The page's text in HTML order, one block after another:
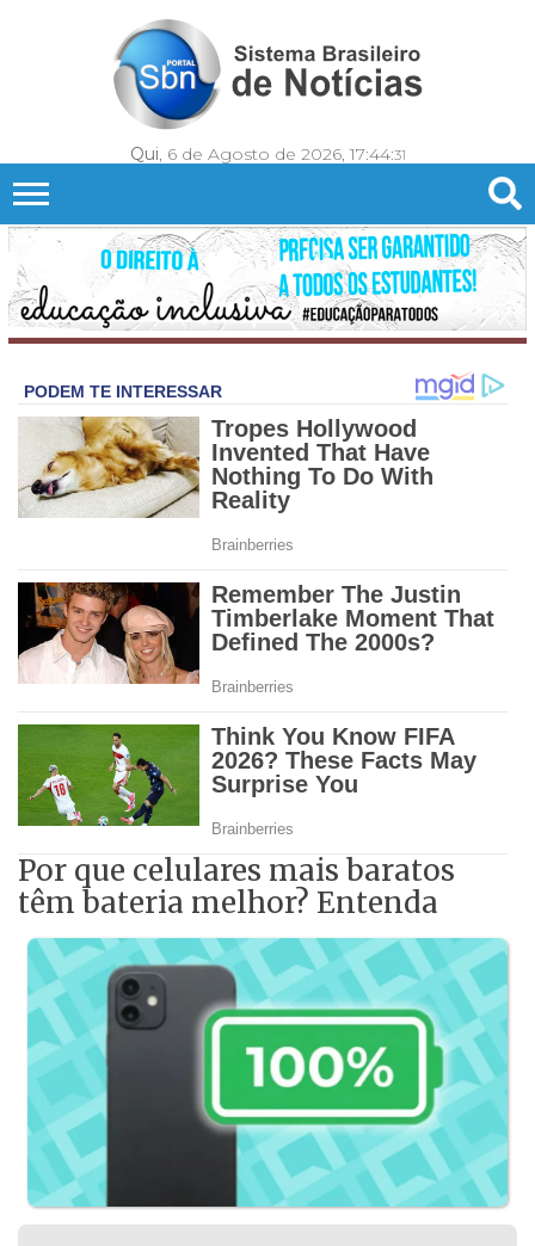
Qui, 6 de Agosto de 2026, 17:44:33
Por que celulares mais baratos
têm bateria melhor? Entenda